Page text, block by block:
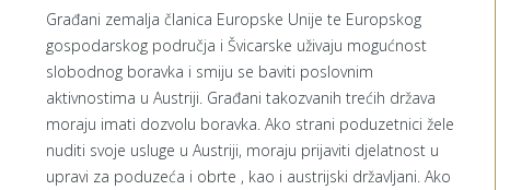
Građani zemalja članica Europske Unije te Europskog
gospodarskog područja i Švicarske uživaju mogućnost
slobodnog boravka i smiju se baviti poslovnim
aktivnostima u Austriji. Građani takozvanih trećih država
moraju imati dozvolu boravka. Ako strani poduzetnici žele
nuditi svoje usluge u Austriji, moraju prijaviti djelatnost u
upravi za poduzeća i obrte , kao i austrijski državljani. Ako